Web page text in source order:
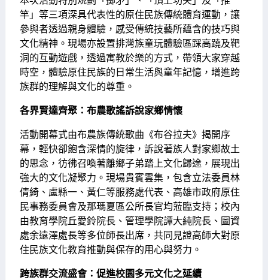
竿」等三項深具代表性的原住民族傳統體育運動，讓
參與者透過親身體驗，感受傳統技藝所蘊含的技巧與
文化精神。現場亦設置排灣族童玩體驗區踩高蹺及靶
洞的互動遊戲，透過寓教於樂的方式，帶領大家穿越
時空，體驗原住民族的日常生活與童年記憶，增進跨
族群的理解與文化的尊重。
各界賢達齊聚：布農歌謠訴說家鄉情懷
活動開幕式由布農族傳統歌曲《布谷拉夫》揭開序
幕，輕快卻飽含深情的旋律，訴說著族人對家鄉故土
的思念，彷彿召喚著離鄉子弟踏上文化歸途，展現出
強大的文化凝聚力。現場貴賓雲集，包含立法委員林
倩綺、盧縣一、黃仁等服務處代表、高雄市政府原住
民事務委員會及那瑪夏區公所長官均蒞臨支持；校內
由教育學院丘愛鈴院長、管理學院譚大純院長、圖資
處余遠澤處長等多位師長出席，共同見證高師大對原
住民族文化教育推動與保存的用心與努力。
跨族群交流盛會：促進校園多元文化之延續